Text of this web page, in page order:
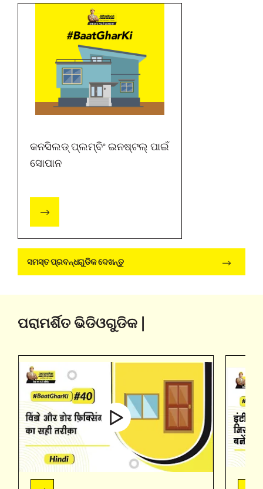
କନସିଲଡ୍ ପ୍ଲମ୍ବିଂ ଇନଷ୍ଟଲ୍ ପାଇଁ
ସୋପାନ
ସମସ୍ତ ପ୍ରବନ୍ଧଗୁଡିକ ଦେଖନ୍ତୁ
ପରାମର୍ଶିତ ଭିଡିଓଗୁଡିକ |